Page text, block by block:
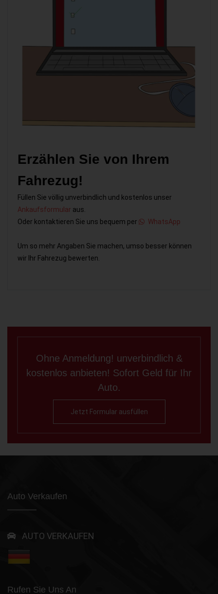
Erzählen Sie von Ihrem
Fahrezug!
Füllen Sie völlig unverbindlich und kostenlos unser
Ankaufsformular aus.
Oder kontaktieren Sie uns bequem per
WhatsApp
Um so mehr Angaben Sie machen, umso besser können
wir Ihr Fahrezug bewerten.
Ohne Anmeldung! unverbindlich &
kostenlos anbieten! Sofort Geld für Ihr
Auto.
Jetzt Formular ausfüllen
Auto Verkaufen
AUTO VERKAUFEN
Rufen Sie Uns An